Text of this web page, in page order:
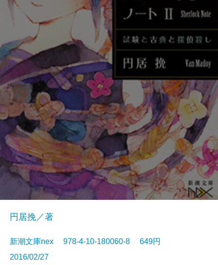
円居挽／著
新潮文庫nex 978-4-10-180060-8 649円
2016/02/27